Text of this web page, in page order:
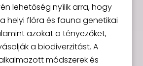
lehetőség nyílik arra, hogy
helyi flóra és fauna genetikai
azokat a tényezőket,
a biodiverzitást. A
módszerek és